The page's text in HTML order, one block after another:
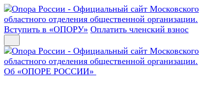
Вступить в «ОПОРУ» Оплатить членский взнос
Об «ОПОРЕ РОССИИ»